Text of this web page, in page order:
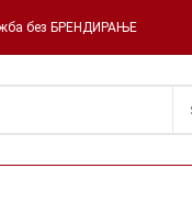
без БРЕНДИРАЊЕ